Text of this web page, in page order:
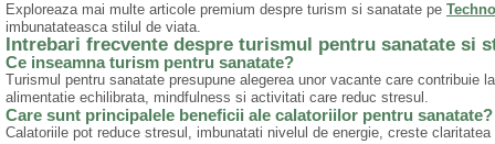
Exploreaza mai multe articole premium despre turism si sanatate pe
imbunatateasca stilul de viata.
Intrebari frecvente despre turismul pentru sanatate si
Ce inseamna turism pentru sanatate?
Turismul pentru sanatate presupune alegerea unor vacante care contribuie
alimentatie echilibrata, mindfulness si activitati care reduc stresul.
Care sunt principalele beneficii ale calatoriilor pentru sanatate?
Calatoriile pot reduce stresul, imbunatati nivelul de energie, creste